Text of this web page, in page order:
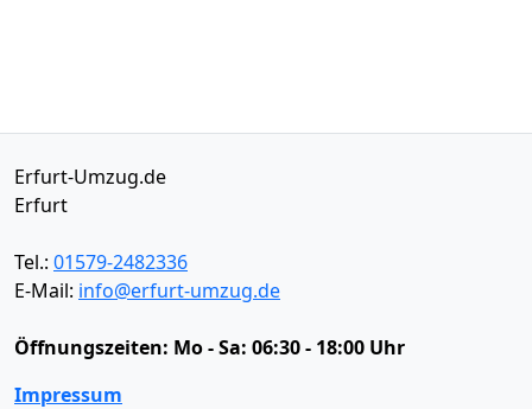
Erfurt-Umzug.de
Erfurt
Tel.: 01579-2482336
E-Mail: info@erfurt-umzug.de
Öffnungszeiten: Mo - Sa: 06:30 - 18:00 Uhr
Impressum